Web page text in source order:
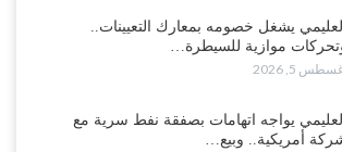
سعودية لأذرع الزبيدي من معقله الأبرز..!
الأَقربون.. وَتَضِيق بِلَاد الله الوَاسِعَة.. تَبْقَى صَنْعَاء
العليمي يشغل خصومه بمعارك التعيينات..
موازية للسيطرة…
5, 2026
العليمي يواجه اتهامات بصفقة نفط سرية مع
أمريكية.. وبيع…